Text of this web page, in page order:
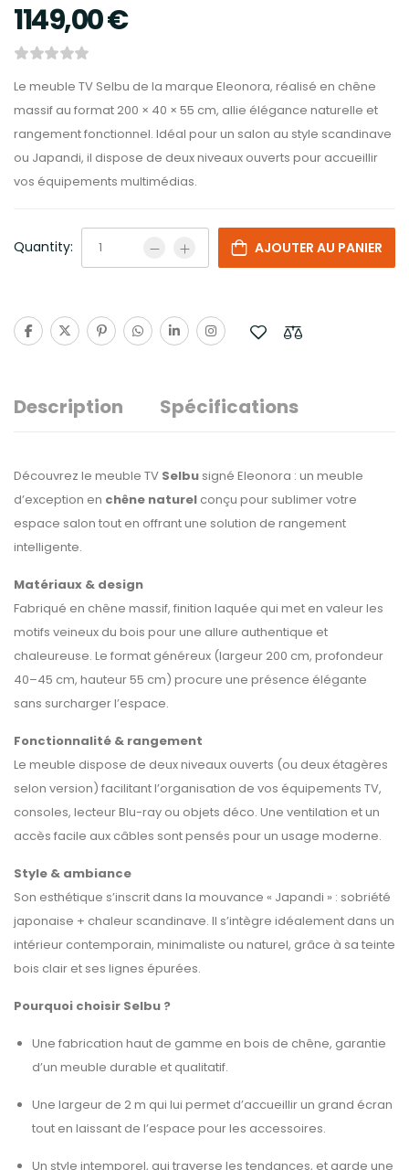
1149,00€
Le meuble TV Selbu de la marque Eleonora, réalisé en chêne
massif au format 200 × 40 × 55 cm, allie élégance naturelle et
rangement fonctionnel. Idéal pour un salon au style scandinave
ou Japandi, il dispose de deux niveaux ouverts pour accueillir
vos équipements multimédias.
Quantity: AJOUTER AU PANIER
Description Spécifications
Découvrez le meuble TV Selbu signé Eleonora : un meuble
d’exception en chêne naturel conçu pour sublimer votre
espace salon tout en offrant une solution de rangement
intelligente.
Matériaux & design
Fabriqué en chêne massif, finition laquée qui met en valeur les
motifs veineux du bois pour une allure authentique et
chaleureuse. Le format généreux (largeur 200 cm, profondeur
40–45 cm, hauteur 55 cm) procure une présence élégante
sans surcharger l’espace.
Fonctionnalité & rangement
Le meuble dispose de deux niveaux ouverts (ou deux étagères
selon version) facilitant l’organisation de vos équipements TV,
consoles, lecteur Blu-ray ou objets déco. Une ventilation et un
accès facile aux câbles sont pensés pour un usage moderne.
Style & ambiance
Son esthétique s’inscrit dans la mouvance « Japandi » : sobriété
japonaise + chaleur scandinave. Il s’intègre idéalement dans un
intérieur contemporain, minimaliste ou naturel, grâce à sa teinte
bois clair et ses lignes épurées.
Pourquoi choisir Selbu ?
Une fabrication haut de gamme en bois de chêne, garantie
d’un meuble durable et qualitatif.
Une largeur de 2 m qui lui permet d’accueillir un grand écran
tout en laissant de l’espace pour les accessoires.
Un style intemporel, qui traverse les tendances, et garde une